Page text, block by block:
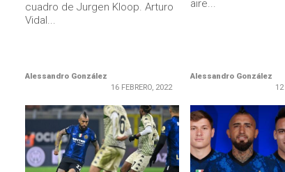
cuadro de Jurgen Kloop. Arturo
Vidal...
Alessandro González
16 FEBRERO, 2022
aire...
Alessandro González
12
LEER MÁS LEER